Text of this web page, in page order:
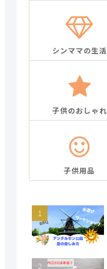
シンママの生活
子供のおしゃれ
子供用品